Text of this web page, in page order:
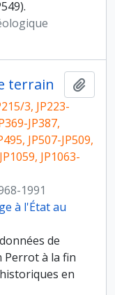
terrain
3, JP223-
JP387,
JP507-JP509,
JP1063-
1991
à l'État au
de
Perrot à la fin
en